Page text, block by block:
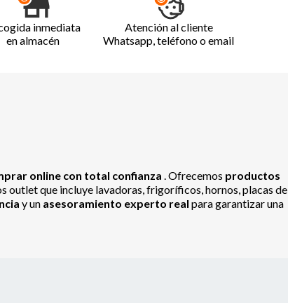
inmediata
en almacén
Atención al cliente
Whatsapp, teléfono o email
online con total confianza . Ofrecemos productos
outlet que incluye lavadoras, frigoríficos, hornos, placas de
y un asesoramiento experto real para garantizar una